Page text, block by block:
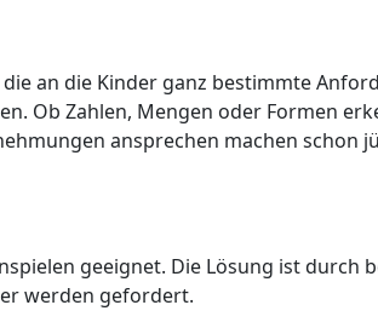
an die Kinder ganz bestimmte
Ob Zahlen, Mengen oder Formen
ansprechen machen schon
geeignet. Die Lösung ist
werden gefordert.